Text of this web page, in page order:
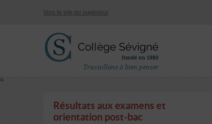
Vers le site du supérieur
Travaillons à bien penser
là
Résultats aux examens et
orientation post-bac